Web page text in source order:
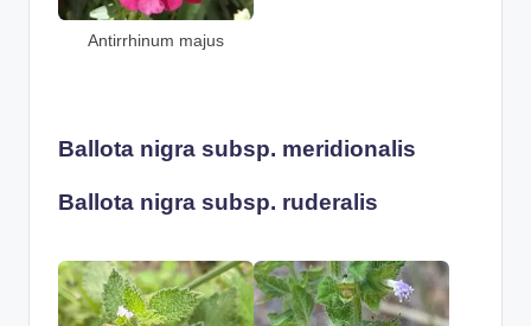
Antirrhinum majus
Ballota nigra subsp. meridionalis
Ballota nigra subsp. ruderalis